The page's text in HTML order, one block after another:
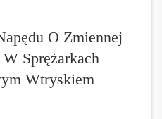
O Zmiennej
Sprężarkach
Wtryskiem